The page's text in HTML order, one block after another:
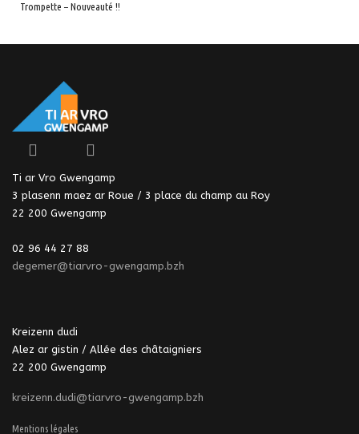
Trompette – Nouveauté !!
Ti ar Vro Gwengamp
3 plasenn maez ar Roue / 3 place du champ au Roy
22 200 Gwengamp
02 96 44 27 88
degemer@tiarvro-gwengamp.bzh
Kreizenn dudi
Alez ar gistin / Allée des châtaigniers
22 200 Gwengamp
kreizenn.dudi@tiarvro-gwengamp.bzh
Mentions légales